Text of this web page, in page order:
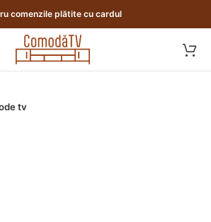
comenzile plătite cu cardul
tv